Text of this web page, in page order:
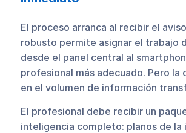
El proceso arranca al recibir el
robusto permite asignar el trabajo
desde el panel central al
profesional más adecuado. Pero la
en el volumen de información
El profesional debe recibir un
inteligencia completo: planos de la